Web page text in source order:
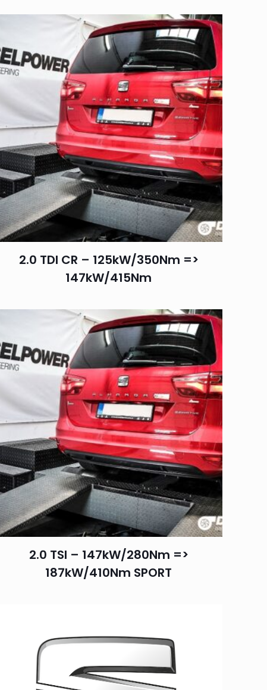
2.0 TDI CR – 125kW/350Nm =>
147kW/415Nm
2.0 TSI – 147kW/280Nm =>
187kW/410Nm SPORT